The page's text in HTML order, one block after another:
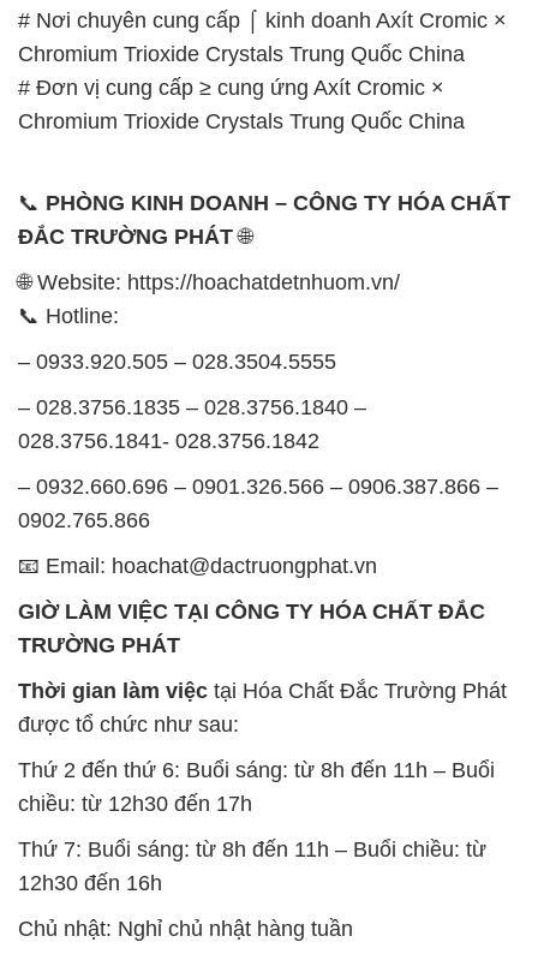
# Nơi chuyên cung cấp ⌠ kinh doanh Axít Cromic ×
Chromium Trioxide Crystals Trung Quốc China
# Đơn vị cung cấp ≥ cung ứng Axít Cromic ×
Chromium Trioxide Crystals Trung Quốc China
📞 PHÒNG KINH DOANH – CÔNG TY HÓA CHẤT
ĐẮC TRƯỜNG PHÁT🌐
🌐 Website: https://hoachatdetnhuom.vn/
📞 Hotline:
– 0933.920.505 – 028.3504.5555
– 028.3756.1835 – 028.3756.1840 –
028.3756.1841- 028.3756.1842
– 0932.660.696 – 0901.326.566 – 0906.387.866 –
0902.765.866
📧 Email: hoachat@dactruongphat.vn
GIỜ LÀM VIỆC TẠI CÔNG TY HÓA CHẤT ĐẮC
TRƯỜNG PHÁT
Thời gian làm việc tại Hóa Chất Đắc Trường Phát
được tổ chức như sau:
Thứ 2 đến thứ 6: Buổi sáng: từ 8h đến 11h – Buổi
chiều: từ 12h30 đến 17h
Thứ 7: Buổi sáng: từ 8h đến 11h – Buổi chiều: từ
12h30 đến 16h
Chủ nhật: Nghỉ chủ nhật hàng tuần